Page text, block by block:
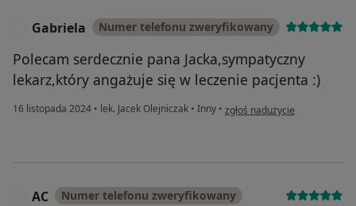
Gabriela Numer telefonu zweryfikowany
Polecam serdecznie pana Jacka,sympatyczny
lekarz,który angażuje się w leczenie pacjenta :)
16 listopada 2024 • lek. Jacek Olejniczak • Inny • w opinii użytkownika Gabriela
zgłoś nadużycie
AC Numer telefonu zweryfikowany